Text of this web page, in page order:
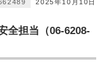
2025年10月10日
全担当（06-6208-